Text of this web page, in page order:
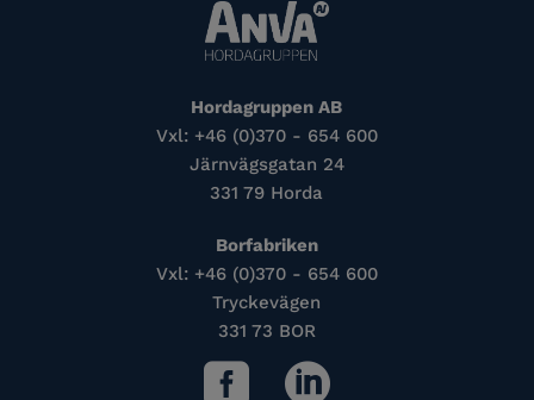
Hordagruppen AB
Vxl: +46 (0)370 - 654 600
Järnvägsgatan 24
331 79 Horda
Borfabriken
Vxl: +46 (0)370 - 654 600
Tryckevägen
331 73 BOR